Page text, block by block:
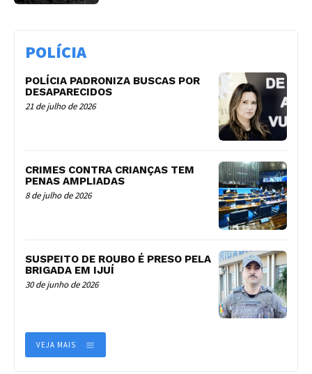
POLÍCIA
POLÍCIA PADRONIZA BUSCAS POR
DESAPARECIDOS
21 de julho de 2026
CRIMES CONTRA CRIANÇAS TEM
PENAS AMPLIADAS
8 de julho de 2026
SUSPEITO DE ROUBO É PRESO PELA
BRIGADA EM IJUÍ
30 de junho de 2026
VEJA MAIS